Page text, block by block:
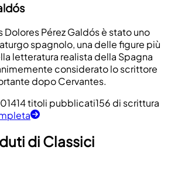
Dolores Pérez Galdós è stato uno
spagnolo, una delle figure più
letteratura realista della Spagna
considerato lo scrittore
dopo Cervantes.
1414 titoli pubblicati156 di scrittura
di Classici